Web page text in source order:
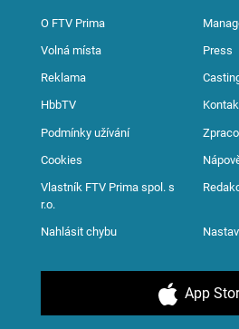
O FTV Prima
Volná místa Press
Reklama
HbbTV
Podmínky užívání
Cookies
Vlastník FTV Prima spol. s
r.o.
Nahlásit chybu
App